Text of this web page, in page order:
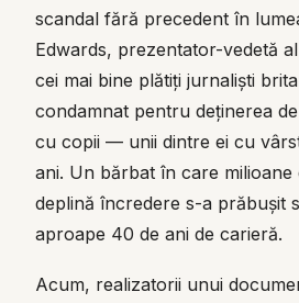
scandal fără precedent în
Edwards, prezentator-vedetă
cei mai bine plătiți jurnaliști
condamnat pentru deținerea
cu copii — unii dintre ei cu
ani. Un bărbat în care milioane
deplină încredere s-a prăbușit
aproape 40 de ani de carieră.
Acum, realizatorii unui